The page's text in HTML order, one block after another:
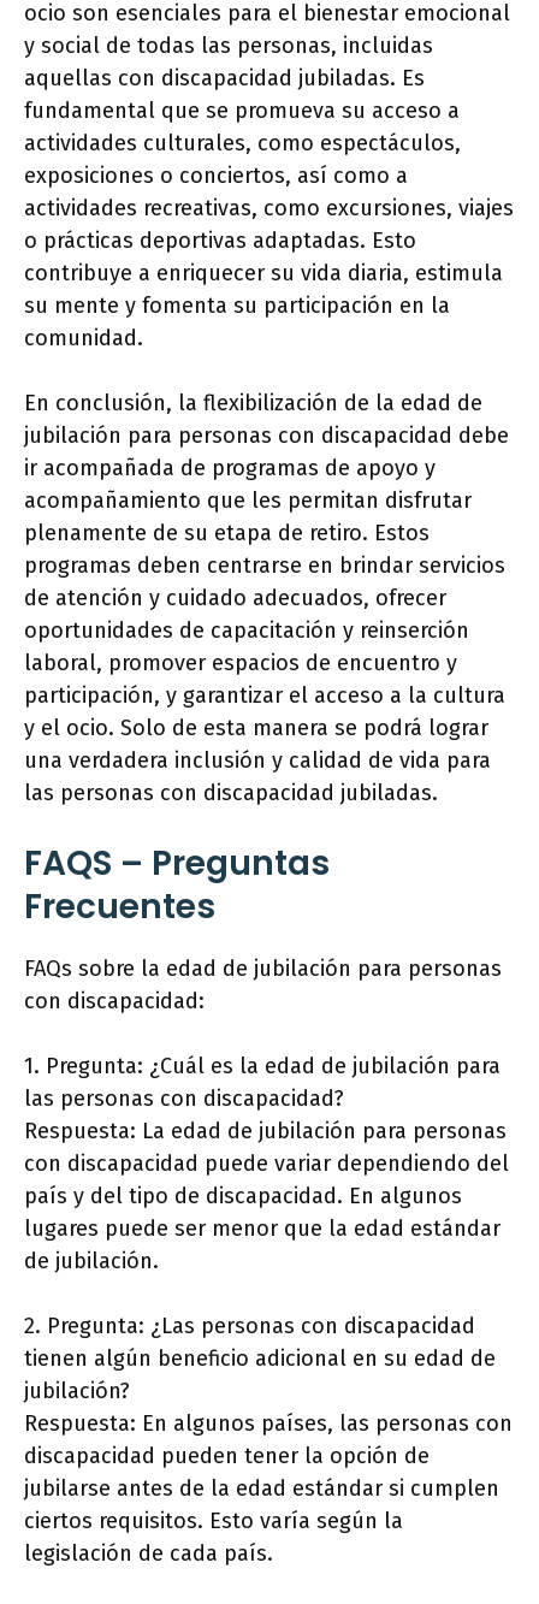
ocio son esenciales para el bienestar emocional
y social de todas las personas, incluidas
aquellas con discapacidad jubiladas. Es
fundamental que se promueva su acceso a
actividades culturales, como espectáculos,
exposiciones o conciertos, así como a
actividades recreativas, como excursiones, viajes
o prácticas deportivas adaptadas. Esto
contribuye a enriquecer su vida diaria, estimula
su mente y fomenta su participación en la
comunidad.
En conclusión, la flexibilización de la edad de
jubilación para personas con discapacidad debe
ir acompañada de programas de apoyo y
acompañamiento que les permitan disfrutar
plenamente de su etapa de retiro. Estos
programas deben centrarse en brindar servicios
de atención y cuidado adecuados, ofrecer
oportunidades de capacitación y reinserción
laboral, promover espacios de encuentro y
participación, y garantizar el acceso a la cultura
y el ocio. Solo de esta manera se podrá lograr
una verdadera inclusión y calidad de vida para
las personas con discapacidad jubiladas.
FAQS – Preguntas
Frecuentes
FAQs sobre la edad de jubilación para personas
con discapacidad:
1. Pregunta: ¿Cuál es la edad de jubilación para
las personas con discapacidad?
Respuesta: La edad de jubilación para personas
con discapacidad puede variar dependiendo del
país y del tipo de discapacidad. En algunos
lugares puede ser menor que la edad estándar
de jubilación.
2. Pregunta: ¿Las personas con discapacidad
tienen algún beneficio adicional en su edad de
jubilación?
Respuesta: En algunos países, las personas con
discapacidad pueden tener la opción de
jubilarse antes de la edad estándar si cumplen
ciertos requisitos. Esto varía según la
legislación de cada país.